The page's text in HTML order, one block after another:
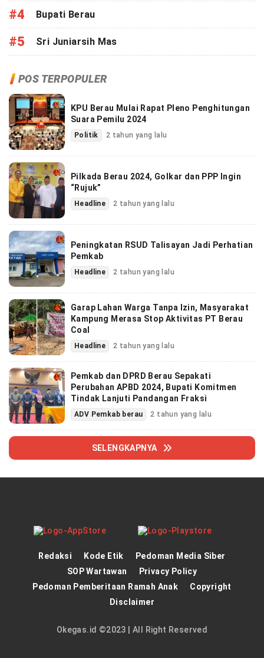
#4 Bupati Berau
#5 Sri Juniarsih Mas
POS TERPOPULER
KPU Berau Mulai Rapat Pleno Penghitungan
Suara Pemilu 2024
Politik 2 tahun yang lalu
Pilkada Berau 2024, Golkar dan PPP Ingin
“Rujuk”
Headline 2 tahun yang lalu
Peningkatan RSUD Talisayan Jadi Perhatian
Pemkab
Headline 2 tahun yang lalu
Garap Lahan Warga Tanpa Izin, Masyarakat
Kampung Merasa Stop Aktivitas PT Berau
Coal
Headline 2 tahun yang lalu
Pemkab dan DPRD Berau Sepakati
Perubahan APBD 2024, Bupati Komitmen
Tindak Lanjuti Pandangan Fraksi
ADV Pemkab berau 2 tahun yang lalu
SELENGKAPNYA
Redaksi Kode Etik
Pedoman Media Siber
SOP Wartawan
Privacy Policy
Pedoman Pemberitaan Ramah Anak
Copyright
Disclaimer
Okegas.id ©2023 | All Right Reserved